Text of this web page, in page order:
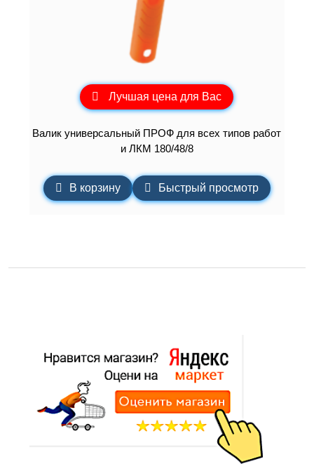
Лучшая цена для Вас
Валик универсальный ПРОФ для всех типов работ
и ЛКМ 180/48/8
В корзину Быстрый просмотр